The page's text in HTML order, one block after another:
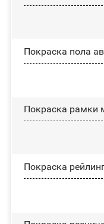
Покраска пола
Покраска рамки
Покраска